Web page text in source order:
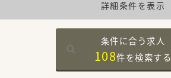
詳細条件を表示
条件に合う求人
108件を検索する